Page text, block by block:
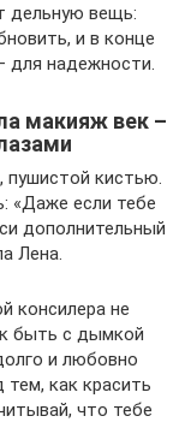
дельную вещь:
и в конце
для надежности.
макияж век –
пушистой кистью.
«Даже если тебе
дополнительный
Лена.
консилера не
быть с дымкой
и любовно
как красить
что тебе